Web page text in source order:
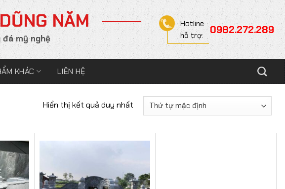
NĂM
mỹ nghệ
Hotline
hỗ trợ:
0982.272.289
KHÁC LIÊN HỆ
Hiển thị kết quả duy nhất